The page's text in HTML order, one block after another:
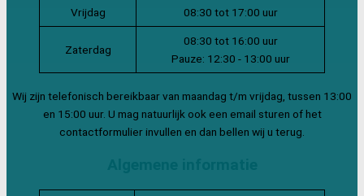
Vrijdag 08:30 tot 17:00 uur
Zaterdag
08:30 tot 16:00 uur
Pauze: 12:30 - 13:00 uur
Wij zijn telefonisch bereikbaar van maandag t/m vrijdag, tussen 13:00
en 15:00 uur. U mag natuurlijk ook een email sturen of het
contactformulier invullen en dan bellen wij u terug.